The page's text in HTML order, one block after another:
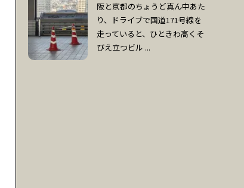
阪と京都のちょうど真ん中あた
り、ドライブで国道171号線を
走っていると、ひときわ高くそ
びえ立つビル ...